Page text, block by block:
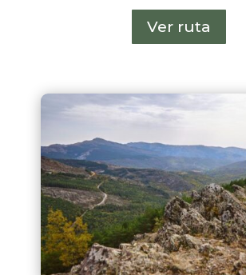
Ver ruta